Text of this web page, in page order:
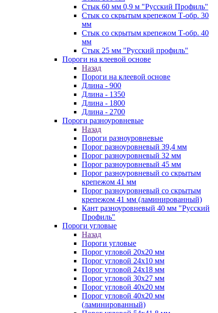
Стык 60 мм 0,9 м "Русский Профиль"
Стык со скрытым крепежом Т-обр. 30
мм
Стык со скрытым крепежом Т-обр. 40
мм
Стык 25 мм "Русский профиль"
Пороги на клеевой основе
Назад
Пороги на клеевой основе
Длина - 900
Длина - 1350
Длина - 1800
Длина - 2700
Пороги разноуровневые
Назад
Пороги разноуровневые
Порог разноуровневый 39,4 мм
Порог разноуровневый 32 мм
Порог разноуровневый 45 мм
Порог разноуровневый со скрытым
крепежом 41 мм
Порог разноуровневый со скрытым
крепежом 41 мм (ламинированный)
Кант разноуровневый 40 мм "Русский
Профиль"
Пороги угловые
Назад
Пороги угловые
Порог угловой 20х20 мм
Порог угловой 24х10 мм
Порог угловой 24х18 мм
Порог угловой 30х27 мм
Порог угловой 40х20 мм
Порог угловой 40х20 мм
(ламинированный)